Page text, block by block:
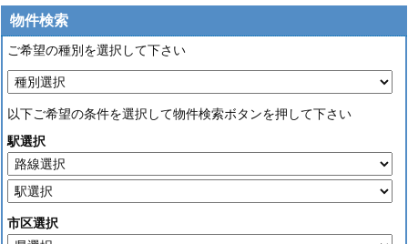
物件検索
ご希望の種別を選択して下さい
以下ご希望の条件を選択して物件検索ボタンを押して下さい
駅選択
市区選択